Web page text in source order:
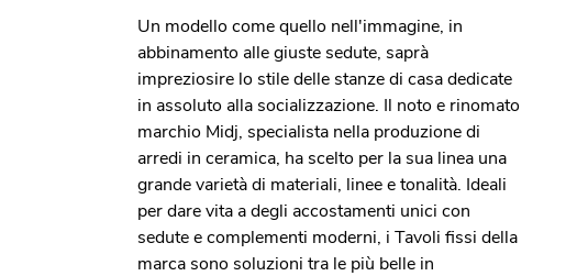
Un modello come quello nell'immagine, in
abbinamento alle giuste sedute, saprà
impreziosire lo stile delle stanze di casa dedicate
in assoluto alla socializzazione. Il noto e rinomato
marchio Midj, specialista nella produzione di
arredi in ceramica, ha scelto per la sua linea una
grande varietà di materiali, linee e tonalità. Ideali
per dare vita a degli accostamenti unici con
sedute e complementi moderni, i Tavoli fissi della
marca sono soluzioni tra le più belle in